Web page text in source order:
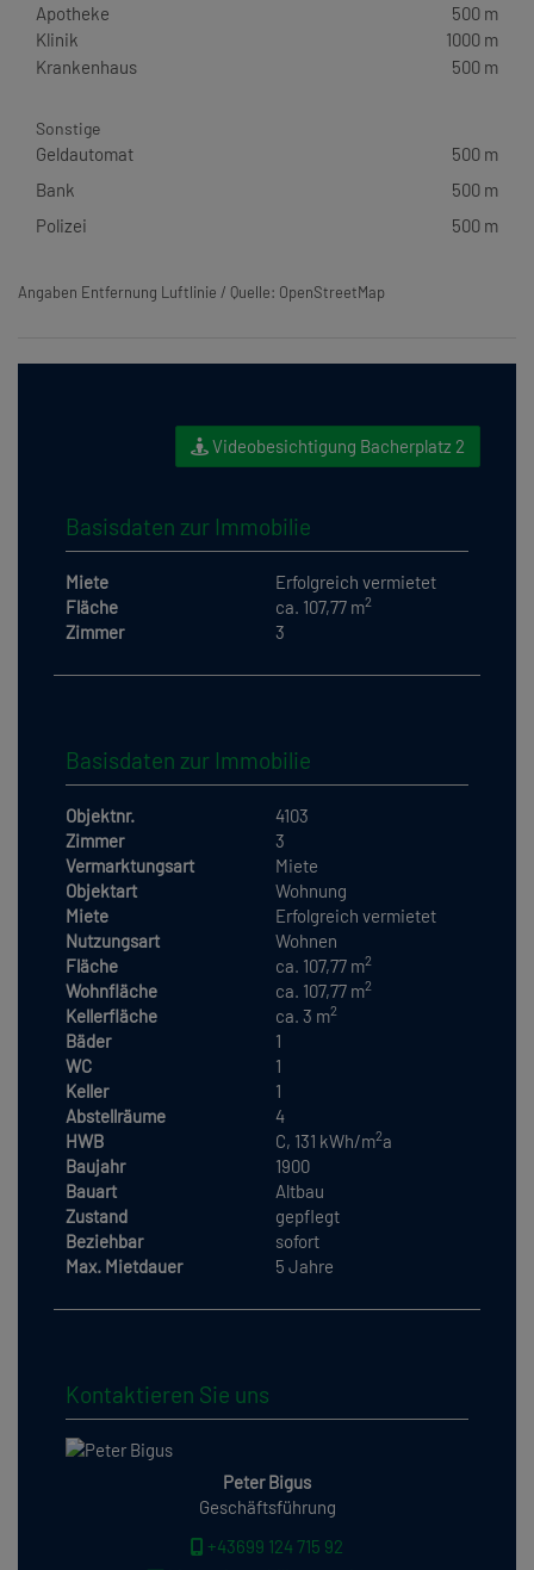
Apotheke
500 m
Klinik
1000 m
Krankenhaus
500 m
Sonstige
Geldautomat
500 m
Bank
500 m
Polizei
500 m
Angaben Entfernung Luftlinie / Quelle: OpenStreetMap
Videobesichtigung Bacherplatz 2
Basisdaten zur Immobilie
Miete
Erfolgreich vermietet
Fläche
ca. 107,77 m2
Zimmer 3
Basisdaten zur Immobilie
Objektnr.
4103
Zimmer
3
Vermarktungsart
Miete
Objektart
Wohnung
Miete
Erfolgreich vermietet
Nutzungsart
Wohnen
Fläche
ca. 107,77 m2
Wohnfläche ca. 107,77 m2
Kellerfläche ca. 3 m2
Bäder
1
WC
1
Keller
1
Abstellräume
4
HWB
C, 131 kWh/m2a
Baujahr
1900
Bauart
Altbau
Zustand
gepflegt
Beziehbar
sofort
Max. Mietdauer
5 Jahre
Kontaktieren Sie uns
Peter Bigus
Geschäftsführung
+43699 124 715 92